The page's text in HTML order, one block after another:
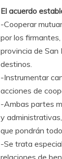
El acuerdo
-Cooperar
por los
provincia de San
destinos.
-Instrumentar
acciones de
-Ambas partes
y
que pondrán
-Se trata